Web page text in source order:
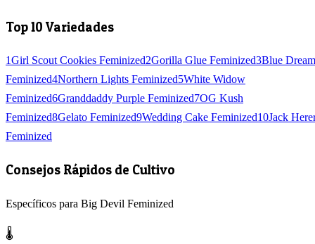
Top 10 Variedades
1Girl Scout Cookies Feminized2Gorilla Glue Feminized3Blue Dream
Feminized4Northern Lights Feminized5White Widow
Feminized6Granddaddy Purple Feminized7OG Kush
Feminized8Gelato Feminized9Wedding Cake Feminized10Jack
Feminized
Consejos Rápidos de Cultivo
Específicos para Big Devil Feminized
🌡️